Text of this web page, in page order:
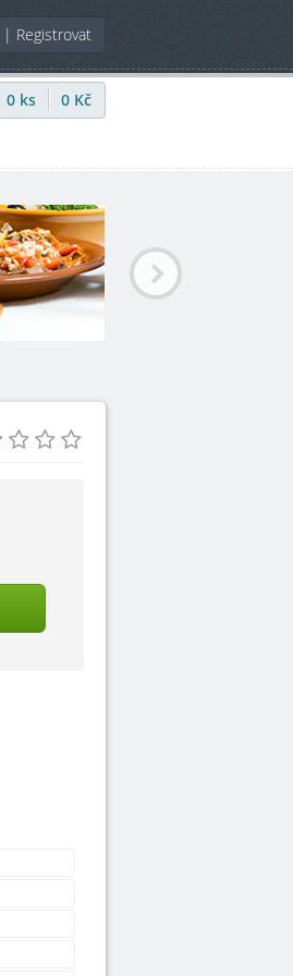
| Registrovat
0 ks 0 Kč